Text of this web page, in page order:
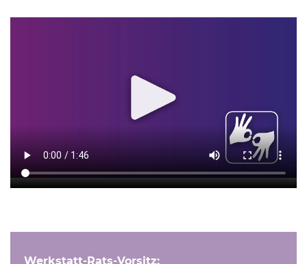
Werkstatt-Rats-Vorsitz: